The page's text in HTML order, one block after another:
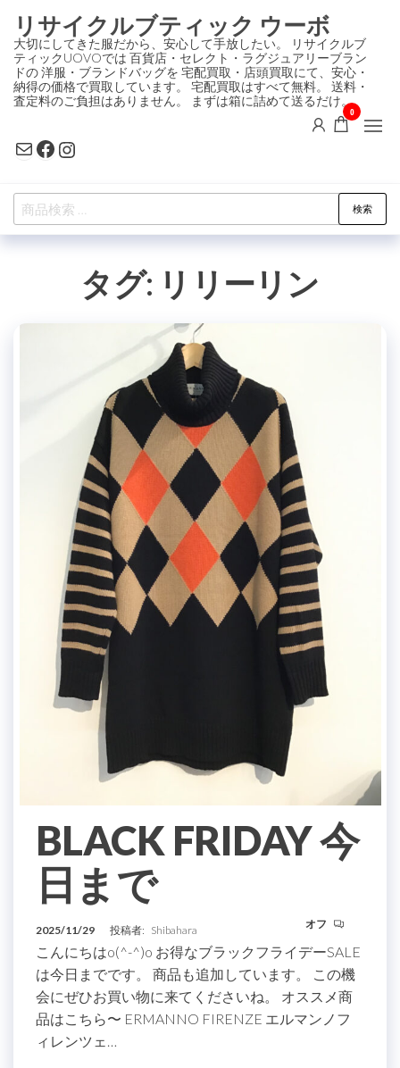
ン
テ
ン
ツ
プ
リサイクルブティック ウーボ
大切にしてきた服だから、安心して手放したい。 リサイクルブ
ティックUOVOでは 百貨店・セレクト・ラグジュアリーブラン
ドの 洋服・ブランドバッグを 宅配買取・店頭買取にて、安心・
納得の価格で買取しています。 宅配買取はすべて無料。 送料・
査定料のご負担はありません。 まずは箱に詰めて送るだけ。
MailFacebook
Instagram
0
検
索
検索
タグ: リリーリン
BLACK FRIDAY 今
日まで
2025/11/29 投稿者: Shibahara オフ
こんにちはo(^-^)o お得なブラックフライデーSALE
は今日までです。 商品も追加しています。 この機
会にぜひお買い物に来てくださいね。 オススメ商
品はこちら〜 ERMANNO FIRENZE エルマンノフ
ィレンツェ…